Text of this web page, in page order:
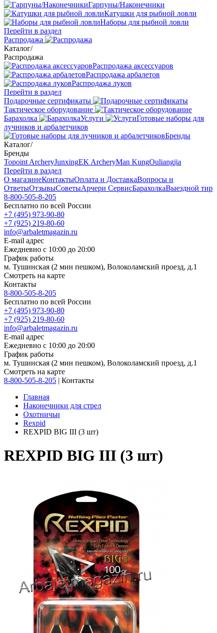
Гарпуны/Наконечники
Катушки для рыбной ловли
Наборы для рыбной ловли
Перейти в раздел
Распродажа
Каталог/
Распродажа
Распродажа аксессуаров
Распродажа арбалетов
Распродажа луков
Перейти в раздел
Подарочные сертификаты
Тактическое оборудование
Барахолка
Услуги
Готовые наборы для
лучников и арбалетчиков
Бренды
Каталог/
Бренды
Topoint ArcheryJunxingEK ArcheryMan KungOuliangjia
Перейти в раздел
О магазинеКонтактыОплата и ДоставкаВопросы и
ОтветыОтзывыСоветыАрчери СервисБарахолкаВыездной тир
8-800-505-8-205
Бесплатно по всей России
+7 (495) 973-90-80
+7 (925) 219-80-60
info@arbaletmagazin.ru
E-mail адрес
Ежедневно с 10:00 до 20:00
График работы
м. Тушинская (2 мин пешком), Волоколамский проезд, д.1
Смотреть на карте
Контакты
8-800-505-8-205
Бесплатно по всей России
+7 (495) 973-90-80
+7 (925) 219-80-60
info@arbaletmagazin.ru
E-mail адрес
Ежедневно с 10:00 до 20:00
График работы
м. Тушинская (2 мин пешком), Волоколамский проезд, д.1
Смотреть на карте
8-800-505-8-205 | Контакты
Главная
Наконечники для стрел
Охотничьи
Rexpid
REXPID BIG III (3 шт)
REXPID BIG III (3 шт)